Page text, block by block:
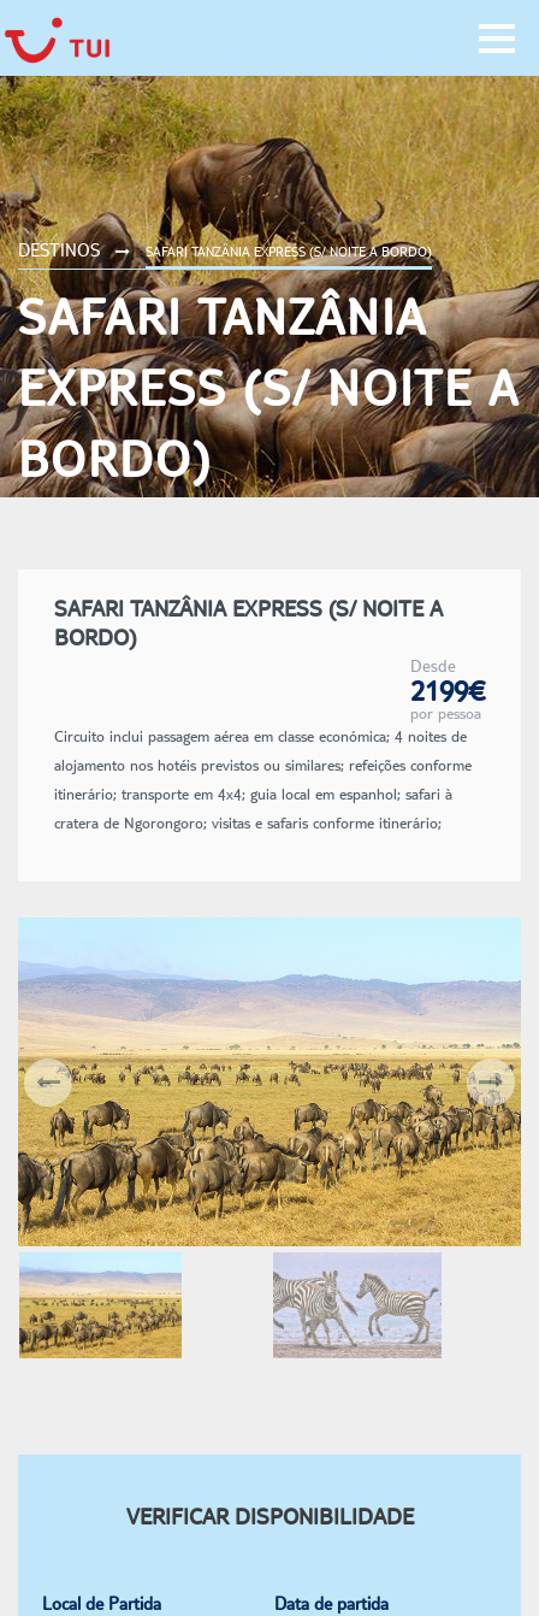
DESTINOS SAFARI TANZÂNIA EXPRESS (S/ NOITE A BORDO)
SAFARI TANZÂNIA
EXPRESS (S/ NOITE A
BORDO)
SAFARI TANZÂNIA EXPRESS (S/ NOITE A
BORDO)
Desde
2199€
por pessoa
Circuito inclui passagem aérea em classe económica; 4 noites de
alojamento nos hotéis previstos ou similares; refeições conforme
itinerário; transporte em 4x4; guia local em espanhol; safari à
cratera de Ngorongoro; visitas e safaris conforme itinerário;
VERIFICAR DISPONIBILIDADE
Local de Partida Data de partida